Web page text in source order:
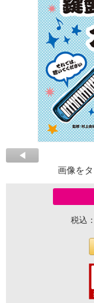
画像を
税込：